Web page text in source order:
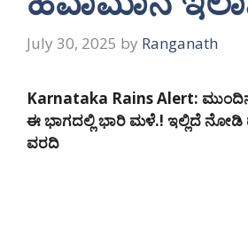
July 30, 2025 by Ranganath
Karnataka Rains Alert:
ಈ ಭಾಗದಲ್ಲಿ ಭಾರಿ ಮಳೆ.! ಇಲ್ಲಿದೆ
ವರದಿ